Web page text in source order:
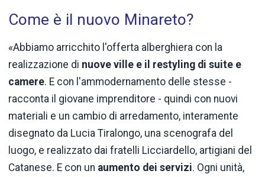
Come è il nuovo Minareto?
«Abbiamo arricchito l'offerta alberghiera con la
realizzazione di nuove ville e il restyling di suite e
camere. E con l'ammodernamento delle stesse -
racconta il giovane imprenditore - quindi con nuovi
materiali e un cambio di arredamento, interamente
disegnato da Lucia Tiralongo, una scenografa del
luogo, e realizzato dai fratelli Licciardello, artigiani del
Catanese. E con un aumento dei servizi. Ogni unità,